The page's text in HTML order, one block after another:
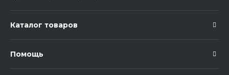
Каталог товаров
Помощь